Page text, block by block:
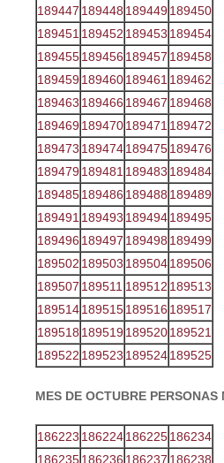
189447 189448 189449189450
189451 189452 189453 189454
189455189456 189457 189458
189459189460189461 189462
189463 189466 189467 189468
189469189470189471 189472
189473 189474189475189476
189479189481 189483 189484
189485189486 189488 189489
189491 189493 189494189495
189496 189497 189498 189499
189502 189503 189504189506
189507 189511 189512 189513
189514189515189516 189517
189518 189519189520189521
189522 189523 189524189525
MES DE OCTUBRE PERSONAS
186223 186224186225186234
186235186236 186237 186238